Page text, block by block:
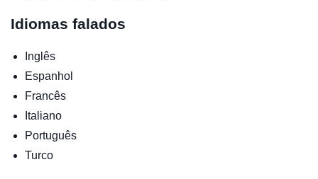
Idiomas falados
Inglês
Espanhol
Francês
Italiano
Português
Turco